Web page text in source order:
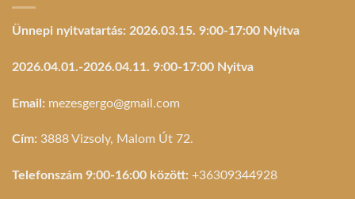
Ünnepi nyitvatartás: 2026.03.15. 9:00-17:00 Nyitva
2026.04.01.-2026.04.11. 9:00-17:00 Nyitva
Email: mezesgergo@gmail.com
Cím: 3888 Vizsoly, Malom Út 72.
Telefonszám 9:00-16:00 között: +36309344928